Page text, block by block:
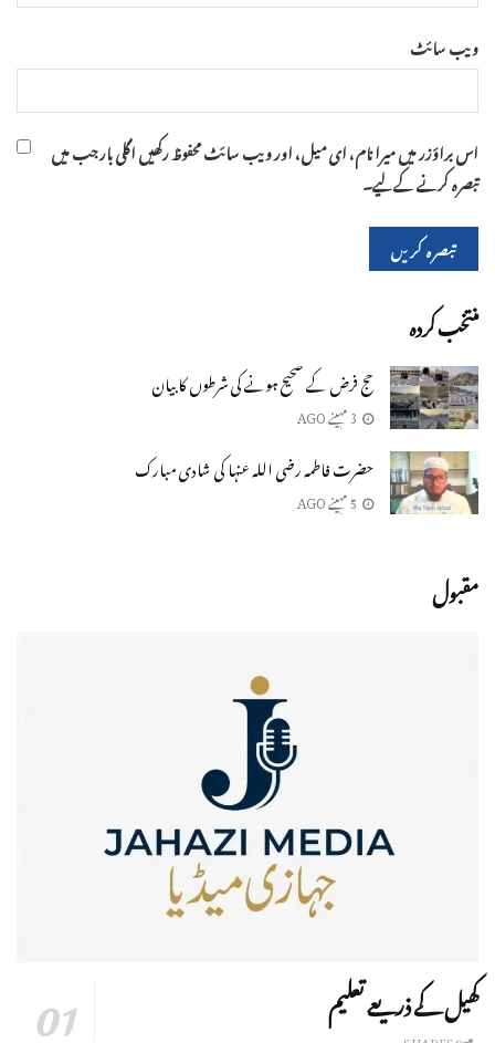
ویب‌ سائٹ
اس براؤزر میں میرا نام، ای میل، اور ویب سائٹ محفوظ رکھیں اگلی بار جب میں
تبصرہ کرنے کےلیے۔
منتخب کردہ
حج فرض کے صحیح ہونے کی شرطوں کا بیان
حضرت فاطمہ رضی اللہ عنہا کی شادی مبارک
مقبول
کھیل کے ذریعے تعلیم